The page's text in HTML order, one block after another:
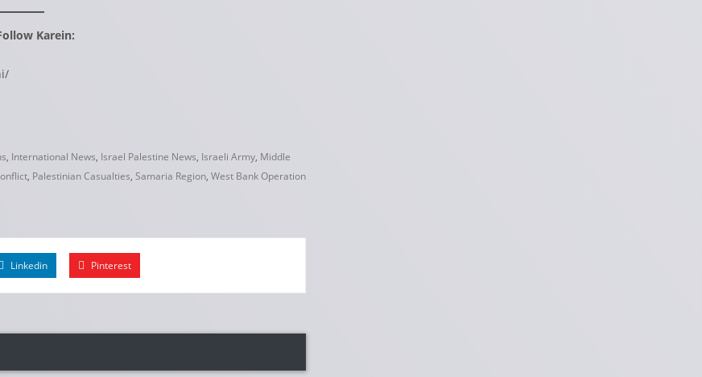
Karein:
, International News, Israel Palestine News, Israeli Army, Middle
, Palestinian Casualties, Samaria Region, West Bank Operation
Linkedin Pinterest